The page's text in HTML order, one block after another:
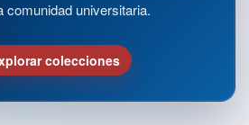
comunidad universitaria.
colecciones